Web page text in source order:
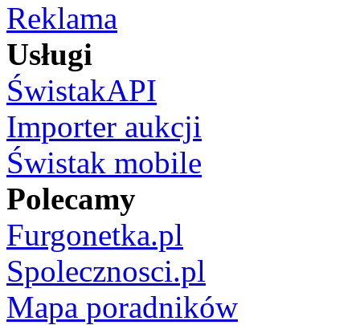
Reklama
Usługi
ŚwistakAPI
Importer aukcji
Świstak mobile
Polecamy
Furgonetka.pl
Spolecznosci.pl
Mapa poradników